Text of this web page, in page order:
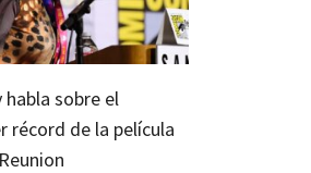
habla sobre el
récord de la película